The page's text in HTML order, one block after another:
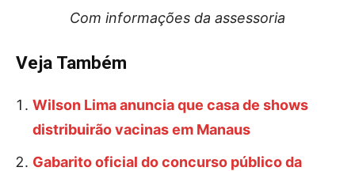
Com informações da assessoria
Veja Também
Wilson Lima anuncia que casa de shows
distribuirão vacinas em Manaus
Gabarito oficial do concurso público da